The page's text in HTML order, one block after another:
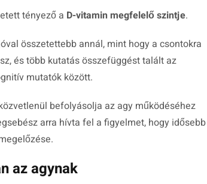
tényező a D-vitamin megfelelő szintje.
összetettebb annál, mint hogy a csontokra
és több kutatás összefüggést talált az
mutatók között.
befolyásolja az agy működéséhez
arra hívta fel a figyelmet, hogy idősebb
az agynak